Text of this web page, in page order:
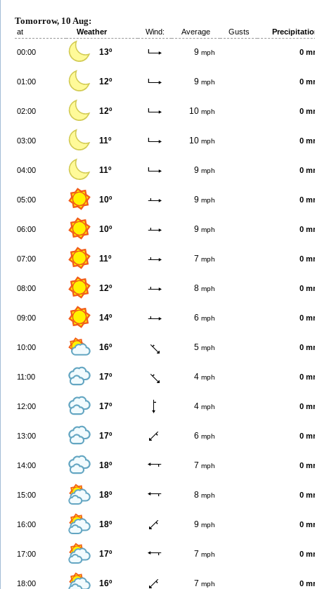
Tomorrow, 10 Aug:
at Weather Wind: Average Gusts
00:00 13º 9 mph 0
01:00 12º 9 mph 0
02:00 12º 10 mph 0
03:00 11º 10 mph 0
04:00 11º 9 mph 0
05:00 10º 9 mph 0
06:00 10º 9 mph 0
07:00 11º 7 mph 0
08:00 12º 8 mph 0
09:00 14º 6 mph 0
10:00 16º 5 mph 0
11:00 17º 4 mph 0
12:00 17º 4 mph 0
13:00 17º 6 mph 0
14:00 18º 7 mph 0
15:00 18º 8 mph 0
16:00 18º 9 mph 0
17:00 17º 7 mph 0
18:00 16º 7 mph 0